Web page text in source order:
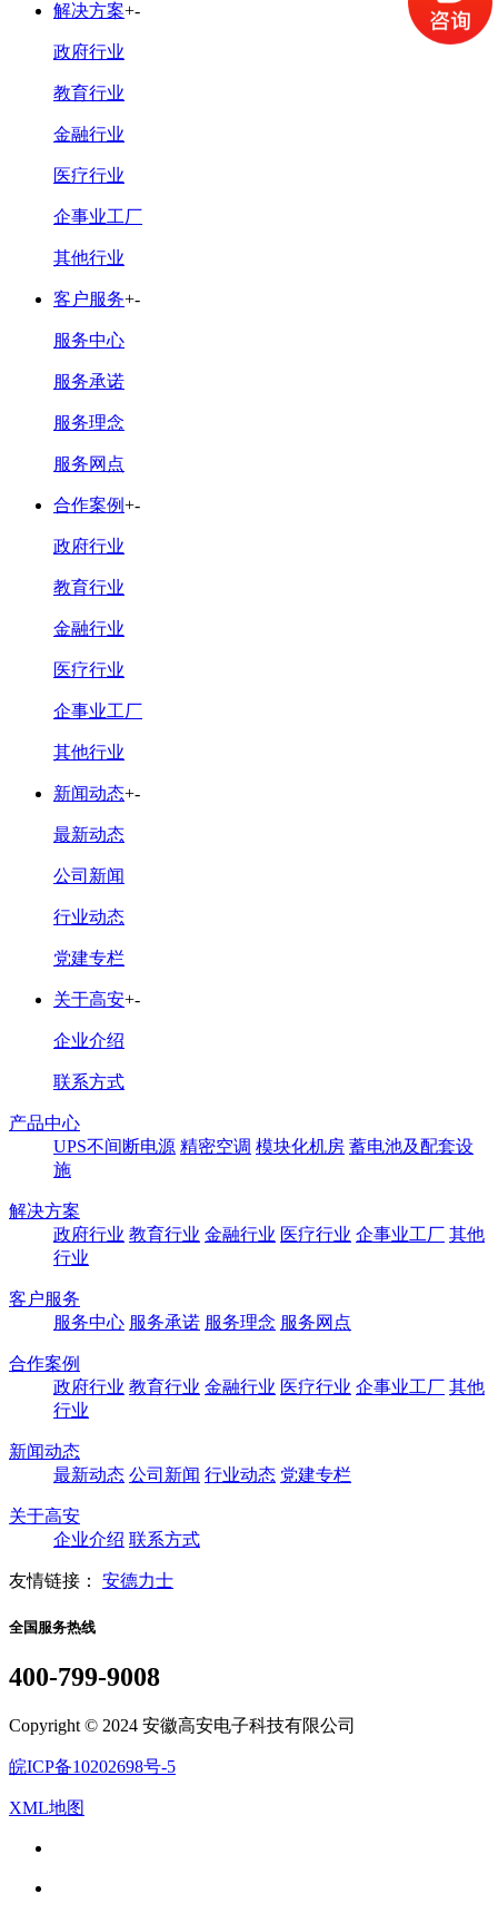
解决方案+-
政府行业
教育行业
金融行业
医疗行业
企事业工厂
其他行业
客户服务+-
服务中心
服务承诺
服务理念
服务网点
合作案例+-
政府行业
教育行业
金融行业
医疗行业
企事业工厂
其他行业
新闻动态+-
最新动态
公司新闻
行业动态
党建专栏
关于高安+-
企业介绍
联系方式
产品中心
UPS不间断电源 精密空调 模块化机房 蓄电池及配套设
施
解决方案
政府行业 教育行业 金融行业 医疗行业 企事业工厂 其他
行业
客户服务
服务中心 服务承诺 服务理念 服务网点
合作案例
政府行业 教育行业 金融行业 医疗行业 企事业工厂 其他
行业
新闻动态
最新动态 公司新闻 行业动态 党建专栏
关于高安
企业介绍 联系方式
友情链接： 安德力士
全国服务热线
400-799-9008
Copyright © 2024 安徽高安电子科技有限公司
皖ICP备10202698号-5
XML地图